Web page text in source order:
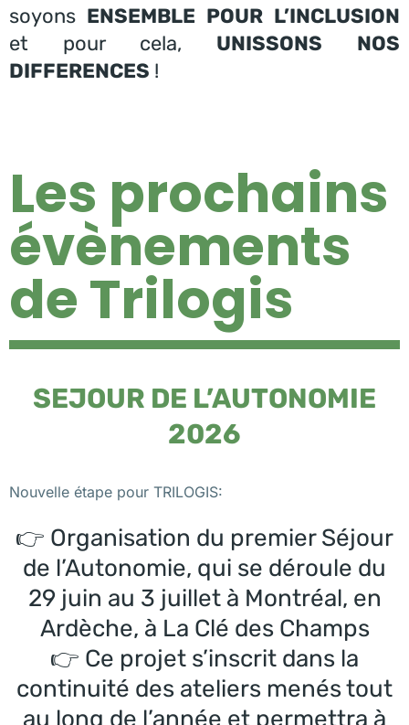
soyons ENSEMBLE POUR L’INCLUSION
et pour cela, UNISSONS NOS
DIFFERENCES !
Les prochains
évènements
de Trilogis
SEJOUR DE L’AUTONOMIE
2026
Nouvelle étape pour TRILOGIS:
👉 Organisation du premier Séjour
de l’Autonomie, qui se déroule du
29 juin au 3 juillet à Montréal, en
Ardèche, à La Clé des Champs
👉 Ce projet s’inscrit dans la
continuité des ateliers menés tout
au long de l’année et permettra à